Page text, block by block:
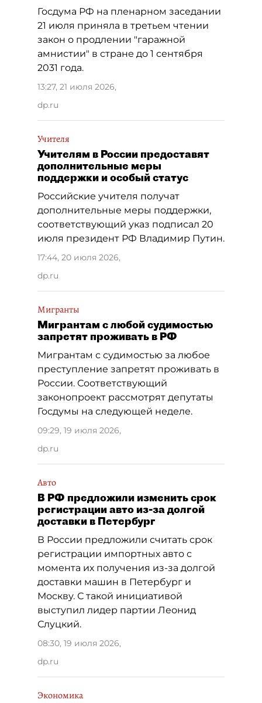
Госдума РФ на пленарном заседании
21 июля приняла в третьем чтении
закон о продлении "гаражной
амнистии" в стране до 1 сентября
2031 года.
13:27, 21 июля 2026,
dp.ru
Учителя
Учителям в России предоставят
дополнительные меры
поддержки и особый статус
Российские учителя получат
дополнительные меры поддержки,
соответствующий указ подписал 20
июля президент РФ Владимир Путин.
17:44, 20 июля 2026,
dp.ru
Мигранты
Мигрантам с любой судимостью
запретят проживать в РФ
Мигрантам с судимостью за любое
преступление запретят проживать в
России. Соответствующий
законопроект рассмотрят депутаты
Госдумы на следующей неделе.
09:29, 19 июля 2026,
dp.ru
Авто
В РФ предложили изменить срок
регистрации авто из-за долгой
доставки в Петербург
В России предложили считать срок
регистрации импортных авто с
момента их получения из-за долгой
доставки машин в Петербург и
Москву. С такой инициативой
выступил лидер партии Леонид
Слуцкий.
08:30, 19 июля 2026,
dp.ru
Экономика